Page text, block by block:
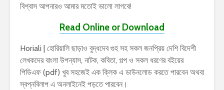
বিশ্বাস আপনারও আমার মতোই ভালো লাগবে!
Read Online or Download
Horiali | হোরিয়ালি ছাড়াও বুদ্ধদেব গুহ সহ সকল জনপ্রিয় দেশি বিদেশী
লেখকদের বাংলা উপন্যাস, নাটক, কবিতা, গল্প ও সকল ধরণের বইয়ের
পিডিএফ (pdf) খুব সহজেই এক ক্লিক এ ডাউনলোড করতে পারবেন অথবা
স্বপ্নবিলাপ এ অনলাইনেই পড়তে পারবেন।